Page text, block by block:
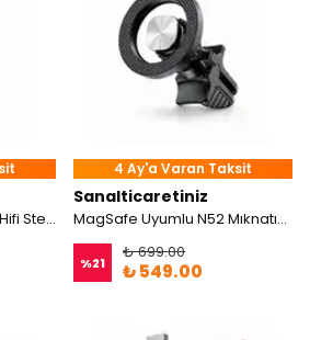
USB Bluetooth Araç Kiti Hifi Stereo Ses Alıcısı Aux 3.5mm
4 Ay'a Varan Taksit
Sanalticaretiniz
MagSafe Uyumlu N52 Mıknatıslı Araç İçi Telefon Tutucu
%21
₺ 699.00
₺ 549.00